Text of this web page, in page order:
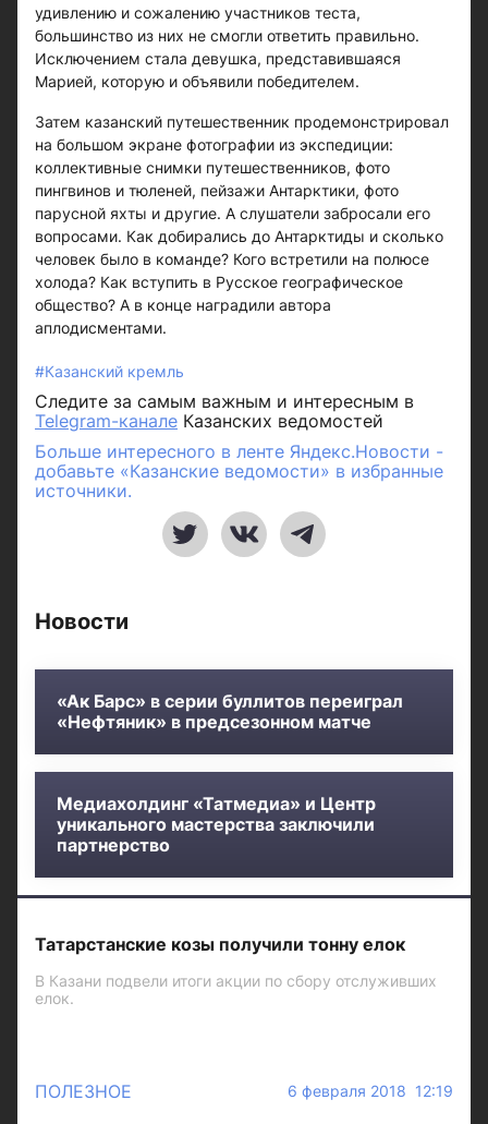
удивлению и сожалению участников теста,
большинство из них не смогли ответить правильно.
Исключением стала девушка, представившаяся
Марией, которую и объявили победителем.
Затем казанский путешественник продемонстрировал
на большом экране фотографии из экспедиции:
коллективные снимки путешественников, фото
пингвинов и тюленей, пейзажи Антарктики, фото
парусной яхты и другие. А слушатели забросали его
вопросами. Как добирались до Антарктиды и сколько
человек было в команде? Кого встретили на полюсе
холода? Как вступить в Русское географическое
общество? А в конце наградили автора
аплодисментами.
#Казанский кремль
Следите за самым важным и интересным в
Telegram-канале Казанских ведомостей
Больше интересного в ленте Яндекс.Новости -
добавьте «Казанские ведомости» в избранные
источники.
Новости
«Ак Барс» в серии буллитов переиграл
«Нефтяник» в предсезонном матче
Медиахолдинг «Татмедиа» и Центр
уникального мастерства заключили
партнерство
Татарстанские козы получили тонну елок
В Казани подвели итоги акции по сбору отслуживших
елок.
ПОЛЕЗНОЕ 6 февраля 2018 12:19